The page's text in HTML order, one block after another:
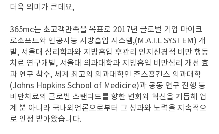
더욱 의미가 큰데요,
365mc는 초고객만족을 목표로 2017년 글로벌 기업 마이크
로소프트와 인공지능 지방흡입 시스템,(M.A.I.L SYSTEM) 개
발, 서울대 심리학과와 지방흡입 후관리 인지신경적 비만 행동
치료 연구개발, 서울대 의과대학과 지방흡입 비만심리 개선 효
과 연구 착수, 세계 최고의 의과대학인 존스홉킨스 의과대학
(Johns Hopkins School of Medicine)과 공동 연구 진행 등
비만치료의 글로벌 스탠다드를 향한 변화와 혁신을 거듭해 업
계 뿐 아니라 국내외언론으로부터 그 성과와 노력을 지속적으
로 인정 받아왔습니다.